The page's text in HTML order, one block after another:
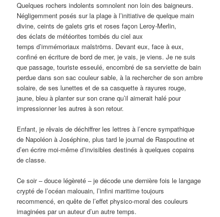
Quelques rochers indolents somnolent non loin des baigneurs.
Négligemment posés sur la plage à l’initiative de quelque main
divine, ceints de galets gris et roses façon Leroy-Merlin,
des éclats de météorites tombés du ciel aux
temps d’immémoriaux malströms. Devant eux, face à eux,
confiné en écriture de bord de mer, je vais, je viens. Je ne suis
que passage, touriste esseulé, encombré de sa serviette de bain
perdue dans son sac couleur sable, à la rechercher de son ambre
solaire, de ses lunettes et de sa casquette à rayures rouge,
jaune, bleu à planter sur son crane qu’il aimerait halé pour
impressionner les autres à son retour.
Enfant, je rêvais de déchiffrer les lettres à l’encre sympathique
de Napoléon à Joséphine, plus tard le journal de Raspoutine et
d’en écrire moi-même d’invisibles destinés à quelques copains
de classe.
Ce soir – douce légèreté – je décode une dernière fois le langage
crypté de l’océan malouain, l’infini maritime toujours
recommencé, en quête de l’effet physico-moral des couleurs
imaginées par un auteur d’un autre temps.